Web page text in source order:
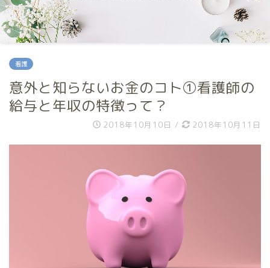
看護
意外と知らないお金のコト①看護師の
給与と年収の特徴って？
2018年10月10日 / 2018年10月11日